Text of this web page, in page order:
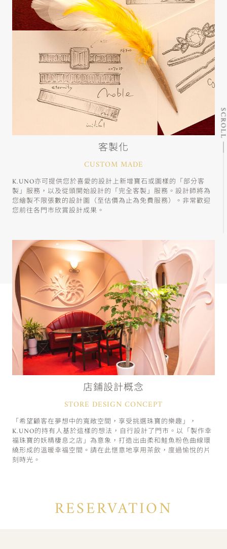
客製化
CUSTOM MADE
K.UNO亦可提供您於喜愛的設計上新增寶石或圖樣的「部分客
製」服務，以及從頭開始設計的「完全客製」服務。設計師將為
您繪製不限張數的設計圖（至估價為止為免費服務）。非常歡迎
您前往各門市欣賞設計成果。
店鋪設計概念
STORE DESIGN CONCEPT
「希望顧客在夢想中的寬敞空間，享受挑選珠寶的樂趣」，
K.UNO的持有人基於這樣的想法，自行設計了門市。以「製作幸
福珠寶的妖精棲息之店」為意象，打造出由柔和鮭魚粉色曲線環
繞形成的溫暖幸福空間。請在此愜意地享用茶飲，度過愉悅的片
刻時光。
RESERVATION